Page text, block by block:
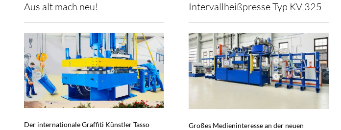
Aus alt mach neu!
Der internationale Graffiti Künstler Tasso
Intervallheißpresse Typ KV 325
Großes Medieninteresse an der neuen